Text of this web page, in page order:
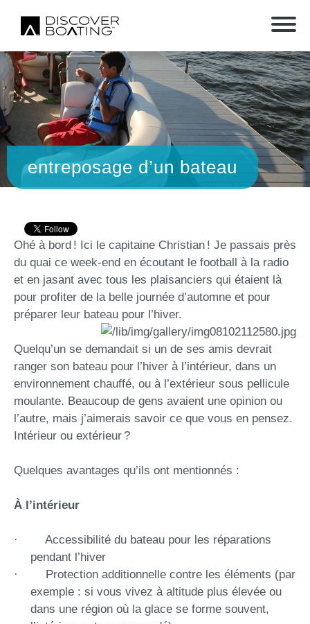
entreposage d’un bateau
Ohé à bord ! Ici le capitaine Christian ! Je passais près
du quai ce week-end en écoutant le football à la radio
et en jasant avec tous les plaisanciers qui étaient là
pour profiter de la belle journée d’automne et pour
préparer leur bateau pour l’hiver.
Quelqu’un se demandait si un de ses amis devrait
ranger son bateau pour l’hiver à l’intérieur, dans un
environnement chauffé, ou à l’extérieur sous pellicule
moulante. Beaucoup de gens avaient une opinion ou
l’autre, mais j’aimerais savoir ce que vous en pensez.
Intérieur ou extérieur ?
Quelques avantages qu’ils ont mentionnés :
À l’intérieur
· Accessibilité du bateau pour les réparations
pendant l’hiver
· Protection additionnelle contre les éléments (par
exemple : si vous vivez à altitude plus élevée ou
dans une région où la glace se forme souvent,